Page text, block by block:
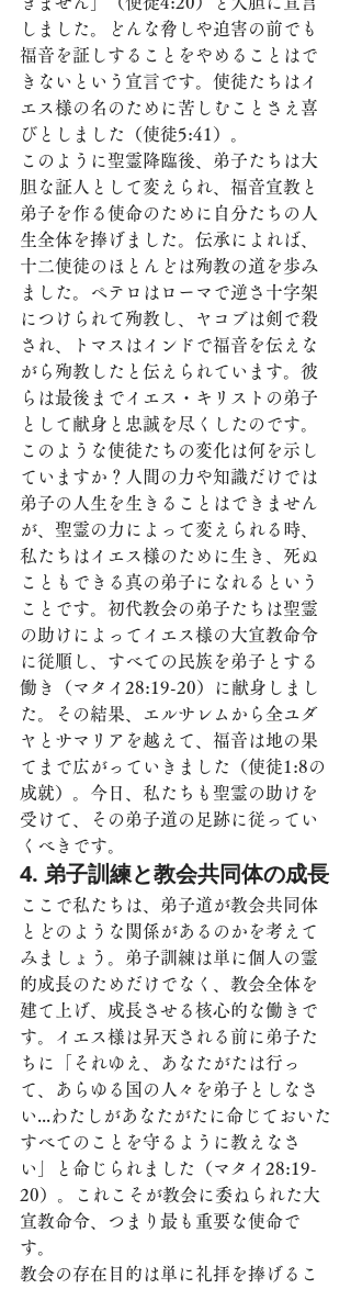
しました。どんな脅しや迫害の前でも
福音を証しすることをやめることはで
きないという宣言です。使徒たちはイ
エス様の名のために苦しむことさえ喜
びとしました（使徒5:41）。
このように聖霊降臨後、弟子たちは大
胆な証人として変えられ、福音宣教と
弟子を作る使命のために自分たちの人
生全体を捧げました。伝承によれば、
十二使徒のほとんどは殉教の道を歩み
ました。ペテロはローマで逆さ十字架
につけられて殉教し、ヤコブは剣で殺
され、トマスはインドで福音を伝えな
がら殉教したと伝えられています。彼
らは最後までイエス・キリストの弟子
として献身と忠誠を尽くしたのです。
このような使徒たちの変化は何を示し
ていますか？人間の力や知識だけでは
弟子の人生を生きることはできません
が、聖霊の力によって変えられる時、
私たちはイエス様のために生き、死ぬ
こともできる真の弟子になれるという
ことです。初代教会の弟子たちは聖霊
の助けによってイエス様の大宣教命令
に従順し、すべての民族を弟子とする
働き（マタイ28:19-20）に献身しまし
た。その結果、エルサレムから全ユダ
ヤとサマリアを越えて、福音は地の果
てまで広がっていきました（使徒1:8の
成就）。今日、私たちも聖霊の助けを
受けて、その弟子道の足跡に従ってい
くべきです。
4. 弟子訓練と教会共同体の成長
ここで私たちは、弟子道が教会共同体
とどのような関係があるのかを考えて
みましょう。弟子訓練は単に個人の霊
的成長のためだけでなく、教会全体を
建て上げ、成長させる核心的な働きで
す。イエス様は昇天される前に弟子た
ちに「それゆえ、あなたがたは行っ
て、あらゆる国の人々を弟子としなさ
い...わたしがあなたがたに命じておいた
すべてのことを守るように教えなさ
い」と命じられました（マタイ28:19-
20）。これこそが教会に委ねられた大
宣教命令、つまり最も重要な使命で
す。
教会の存在目的は単に礼拝を捧げるこ